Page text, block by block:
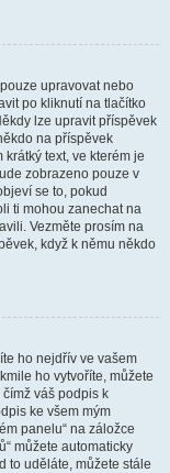
upravovat nebo
po kliknutí na tlačítko
lze upravit příspěvek
na příspěvek
text, ve kterém je
zobrazeno pouze v
se to, pokud
ti mohou zanechat na
Vezměte prosím na
když k němu někdo
ho nejdřív ve vašem
ho vytvoříte, můžete
čímž váš podpis k
ke všem mým
panelu“ na záložce
můžete automaticky
to uděláte, můžete stále